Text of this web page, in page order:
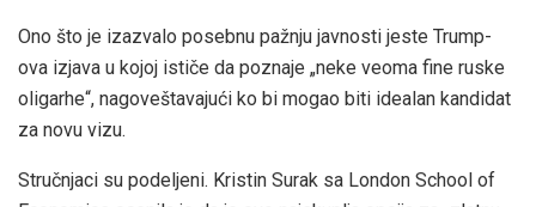
Ono što je izazvalo posebnu pažnju javnosti jeste Trump-
ova izjava u kojoj ističe da poznaje „neke veoma fine ruske
oligarhe“, nagoveštavajući ko bi mogao biti idealan kandidat
za novu vizu.
Stručnjaci su podeljeni. Kristin Surak sa London School of